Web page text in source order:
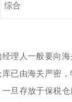
综合
理人一般要向
已由海关严密
旦存放于保税